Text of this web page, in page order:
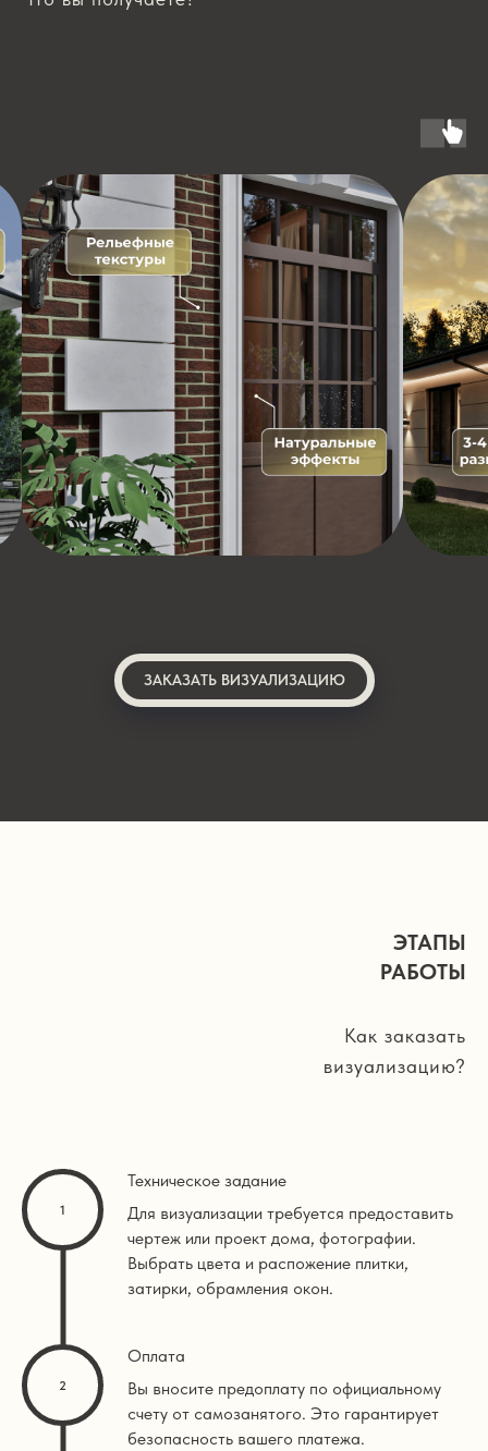
ЗАКАЗАТЬ ВИЗУАЛИЗАЦИЮ
ЭТАПЫ
РАБОТЫ
Как заказать
визуализацию?
Техническое задание
Для визуализации требуется предоставить
чертеж или проект дома, фотографии.
Выбрать цвета и распожение плитки,
затирки, обрамления окон.
Оплата
Вы вносите предоплату по официальному
счету от самозанятого. Это гарантирует
безопасность вашего платежа.